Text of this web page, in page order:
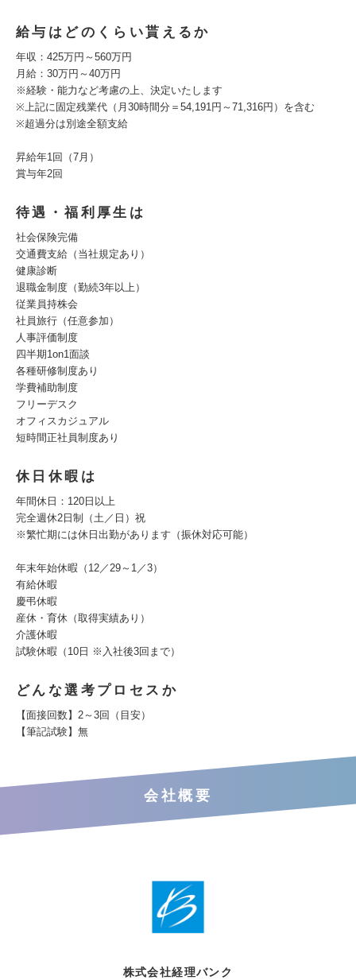
給与はどのくらい貰えるか
年収：425万円～560万円
月給：30万円～40万円
※経験・能力など考慮の上、決定いたします
※上記に固定残業代（月30時間分＝54,191円～71,316円）を含む
※超過分は別途全額支給
昇給年1回（7月）
賞与年2回
待遇・福利厚生は
社会保険完備
交通費支給（当社規定あり）
健康診断
退職金制度（勤続3年以上）
従業員持株会
社員旅行（任意参加）
人事評価制度
四半期1on1面談
各種研修制度あり
学費補助制度
フリーデスク
オフィスカジュアル
短時間正社員制度あり
休日休暇は
年間休日：120日以上
完全週休2日制（土／日）祝
※繁忙期には休日出勤があります（振休対応可能）
年末年始休暇（12／29～1／3）
有給休暇
慶弔休暇
産休・育休（取得実績あり）
介護休暇
試験休暇（10日 ※入社後3回まで）
どんな選考プロセスか
【面接回数】2～3回（目安）
【筆記試験】無
会社概要
株式会社経理バンク